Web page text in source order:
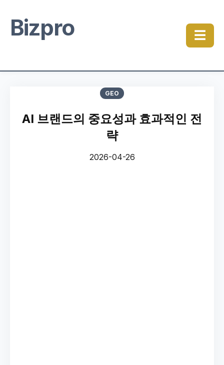
Bizpro ☰
GEO
AI 브랜드의 중요성과 효과적인 전
략
2026-04-26